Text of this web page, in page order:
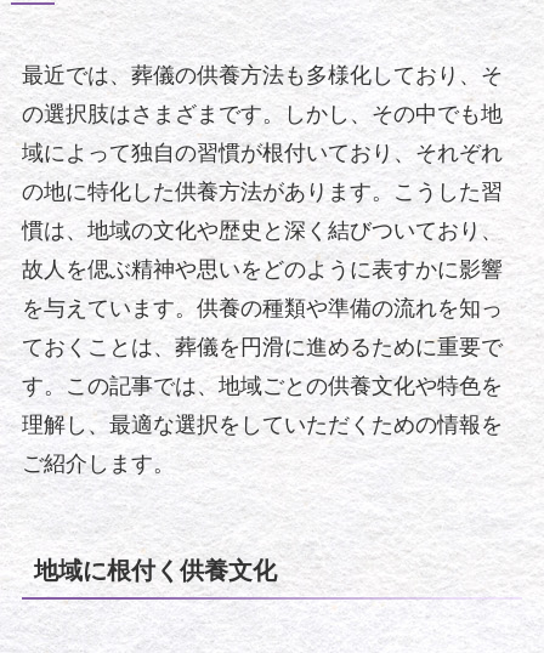
最近では、葬儀の供養方法も多様化しており、そ
の選択肢はさまざまです。しかし、その中でも地
域によって独自の習慣が根付いており、それぞれ
の地に特化した供養方法があります。こうした習
慣は、地域の文化や歴史と深く結びついており、
故人を偲ぶ精神や思いをどのように表すかに影響
を与えています。供養の種類や準備の流れを知っ
ておくことは、葬儀を円滑に進めるために重要で
す。この記事では、地域ごとの供養文化や特色を
理解し、最適な選択をしていただくための情報を
ご紹介します。
地域に根付く供養文化